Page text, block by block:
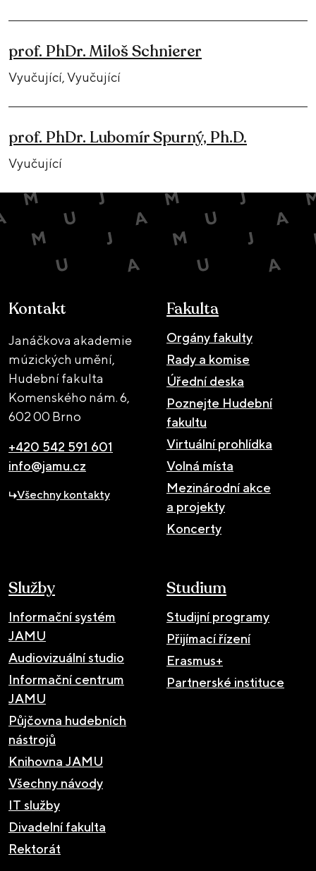
prof. PhDr. Miloš Schnierer
Vyučující, Vyučující
prof. PhDr. Lubomír Spurný, Ph.D.
Vyučující
Kontakt
Janáčkova akademie
múzických umění,
Hudební fakulta
Komenského nám. 6,
602 00 Brno
+420 542 591 601
info@jamu.cz
Všechny kontakty
Fakulta
Orgány fakulty
Rady a komise
Úřední deska
Poznejte Hudební
fakultu
Virtuální prohlídka
Volná místa
Mezinárodní akce
a projekty
Koncerty
Služby
Informační systém
JAMU
Audiovizuální studio
Informační centrum
JAMU
Půjčovna hudebních
nástrojů
Knihovna JAMU
Všechny návody
IT služby
Divadelní fakulta
Rektorát
Studium
Studijní programy
Přijímací řízení
Erasmus+
Partnerské instituce